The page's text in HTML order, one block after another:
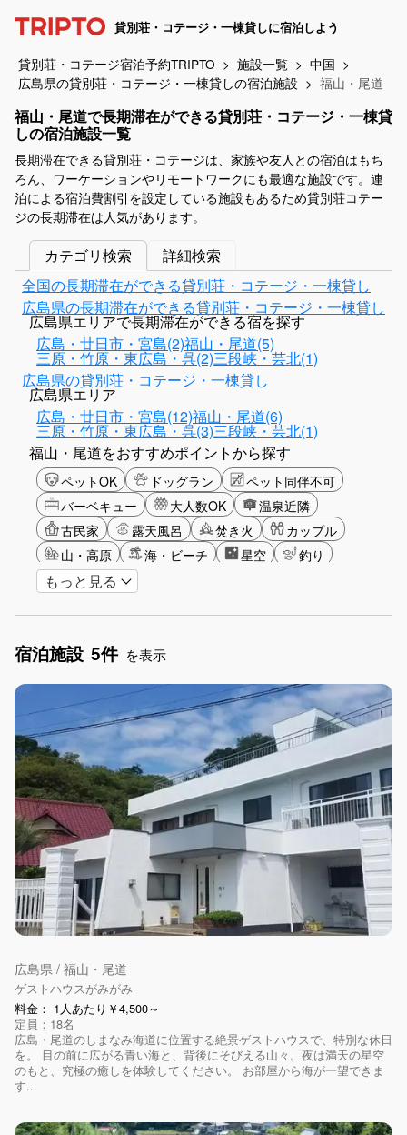
貸別荘・コテージ・一棟貸しに宿泊しよう
貸別荘・コテージ宿泊予約TRIPTO 施設一覧
中国
広島県の貸別荘・コテージ・一棟貸しの宿泊施設
福山・尾道
福山・尾道で長期滞在ができる貸別荘・コテージ・一棟貸
しの宿泊施設一覧
長期滞在できる貸別荘・コテージは、家族や友人との宿泊はもち
ろん、ワーケーションやリモートワークにも最適な施設です。連
泊による宿泊費割引を設定している施設もあるため貸別荘コテー
ジの長期滞在は人気があります。
カテゴリ検索
詳細検索
全国の長期滞在ができる貸別荘・コテージ・一棟貸し
広島県の長期滞在ができる貸別荘・コテージ・一棟貸し
広島県エリアで長期滞在ができる宿を探す
広島・廿日市・宮島(2)福山・尾道(5)
三原・竹原・東広島・呉(2)三段峡・芸北(1)
広島県の貸別荘・コテージ・一棟貸し
広島県エリア
広島・廿日市・宮島(12)福山・尾道(6)
三原・竹原・東広島・呉(3)三段峡・芸北(1)
福山・尾道をおすすめポイントから探す
ペットOK ドッグラン
ペット同伴不可
バーベキュー
大人数OK
温泉近隣
古民家
露天風呂 焚き火
カップル
山・高原
海・ビーチ 星空
釣り
アクティビティ
もっと見る
宿泊施設 5件 を表示
広島県 / 福山・尾道
ゲストハウスがみがみ
料金： 1人あたり￥4,500～
定員：18名
広島・尾道のしまなみ海道に位置する絶景ゲストハウスで、特別な休日
を。 目の前に広がる青い海と、背後にそびえる山々。夜は満天の星空
のもと、究極の癒しを体験してください。 お部屋から海が一望できま
す...